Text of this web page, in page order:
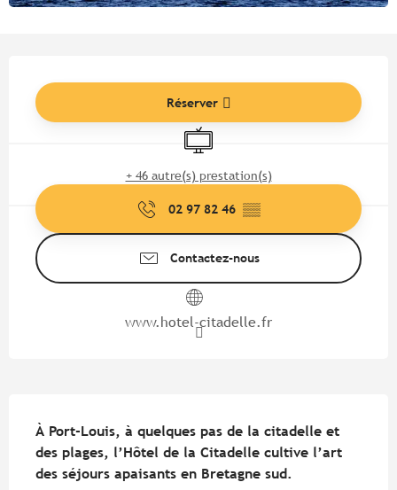
Réserver
Télévision
+ 46 autre(s) prestation(s)
02 97 82 46 ▒▒
Contactez-nous
www.hotel-citadelle.fr
À Port-Louis, à quelques pas de la citadelle et
des plages, l’Hôtel de la Citadelle cultive l’art
des séjours apaisants en Bretagne sud.